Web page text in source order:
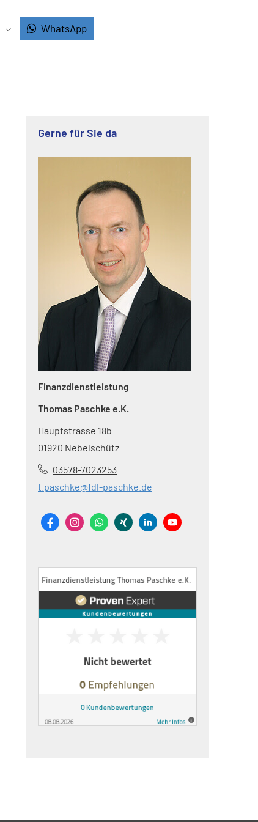
WhatsApp
Gerne für Sie da
Finanzdienstleistung
Thomas Paschke e.K.
Hauptstrasse 18b
01920 Nebelschütz
03578-7023253
t.paschke@fdl-paschke.de